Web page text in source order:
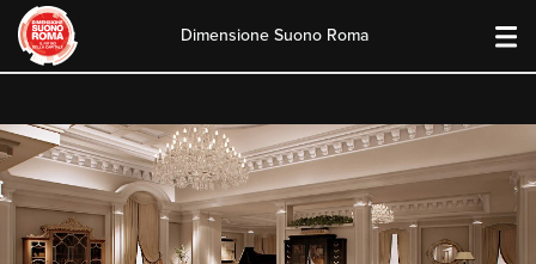
content
Dimensione Suono Roma